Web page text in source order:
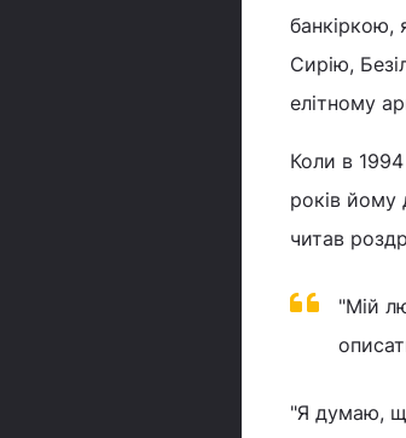
банкіркою,
Сирію,
елітному
Коли в
років йому
читав
"Мій
"Я думаю,